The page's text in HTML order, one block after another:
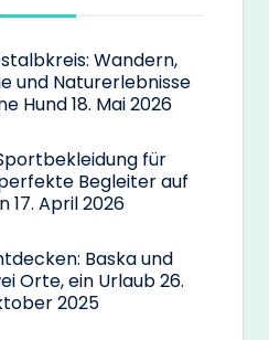
Wandern,
und Naturerlebnisse
Hund18. Mai 2026
für
Begleiter auf
17. April 2026
Baska und
Orte, ein Urlaub26.
2025